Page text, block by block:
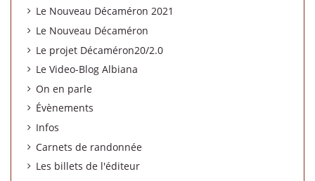
Le Nouveau Décaméron 2021
Le Nouveau Décaméron
Le projet Décaméron20/2.0
Le Video-Blog Albiana
On en parle
Évènements
Infos
Carnets de randonnée
Les billets de l'éditeur